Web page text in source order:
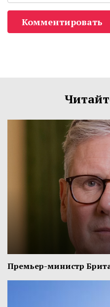
Комментировать
Премьер-министр